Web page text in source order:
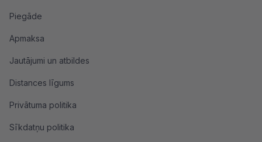
Piegāde
Apmaksa
Jautājumi un atbildes
Distances līgums
Privātuma politika
Sīkdatņu politika